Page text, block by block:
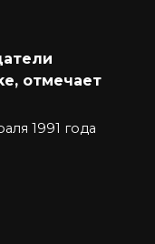
отмечает
1991 года